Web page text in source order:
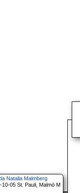
Natalia Malmberg
10-05 St. Pauli, Malmö M